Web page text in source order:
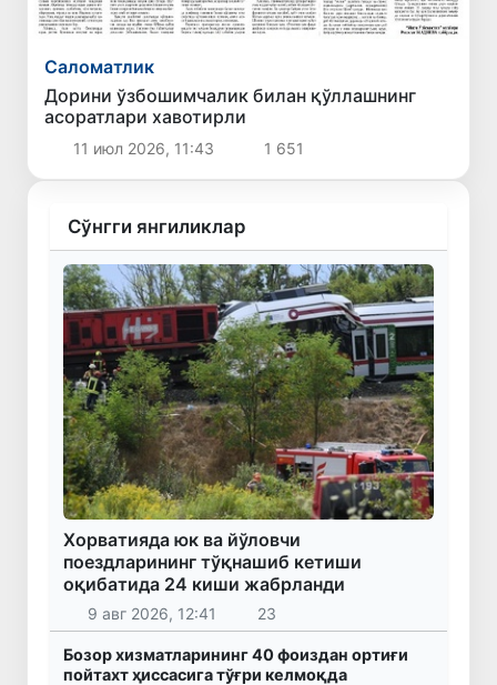
Саломатлик
Дорини ўзбошимчалик билан қўллашнинг
асоратлари хавотирли
11 июл 2026, 11:43 1 651
Сўнгги янгиликлар
Хорватияда юк ва йўловчи
поездларининг тўқнашиб кетиши
оқибатида 24 киши жабрланди
9 авг 2026, 12:41 23
Бозор хизматларининг 40 фоиздан ортиғи
пойтахт ҳиссасига тўғри келмоқда